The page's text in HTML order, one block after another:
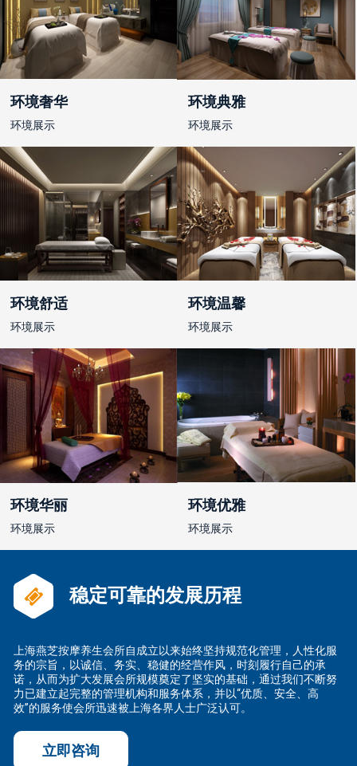
环境奢华
环境展示
环境典雅
环境展示
环境舒适
环境展示
环境温馨
环境展示
环境华丽
环境展示
环境优雅
环境展示
稳定可靠的发展历程
上海燕芝按摩养生会所自成立以来始终坚持规范化管理，人性化服
务的宗旨，以诚信、务实、稳健的经营作风，时刻履行自己的承
诺，从而为扩大发展会所规模奠定了坚实的基础，通过我们不断努
力已建立起完整的管理机构和服务体系，并以“优质、安全、高
效”的服务使会所迅速被上海各界人士广泛认可。
立即咨询